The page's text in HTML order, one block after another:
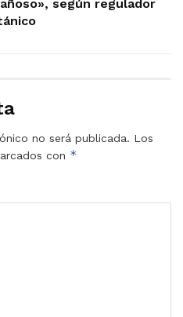
según regulador
no será publicada. Los
con *